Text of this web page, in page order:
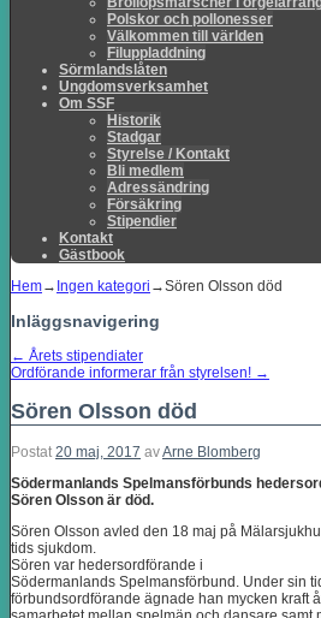
Polskor och pollonesser
Välkommen till världen
Filuppladdning
Sörmlandslåten
Ungdomsverksamhet
Om SSF
Historik
Stadgar
Styrelse / Kontakt
Bli medlem
Adressändring
Försäkring
Stipendier
Kontakt
Gästbook
Hem→ Ingen kategori →Sören Olsson död
Inläggsnavigering
← Årets stipendiater
Ordförande informerar från styrelsen! →
Sören Olsson död
Postat 20 maj, 2017 avArne Blomberg
Södermanlands Spelmansförbunds
Sören Olsson är död.
Sören Olsson avled den 18 maj på
tids sjukdom.
Sören var hedersordförande i
Södermanlands Spelmansförbund. Under sin
förbundsordförande ägnade han mycken kraft